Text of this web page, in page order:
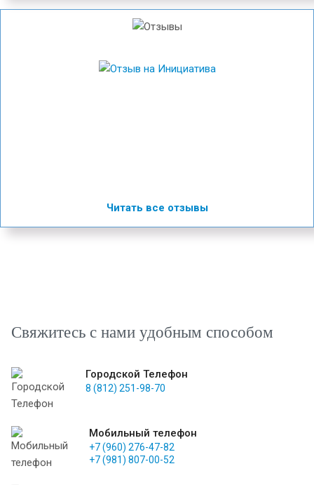
Читать все отзывы
Свяжитесь с нами удобным способом
Городской Телефон
8 (812) 251-98-70
Мобильный телефон
+7 (960) 276-47-82
+7 (981) 807-00-52